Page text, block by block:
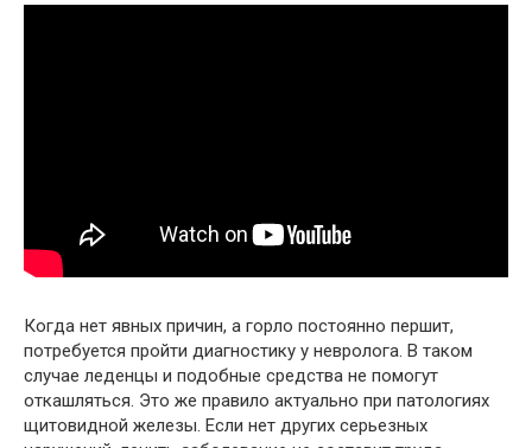
Когда нет явных причин, а горло постоянно першит,
потребуется пройти диагностику у невролога. В таком
случае леденцы и подобные средства не помогут
откашляться. Это же правило актуально при патологиях
щитовидной железы. Если нет других серьезных